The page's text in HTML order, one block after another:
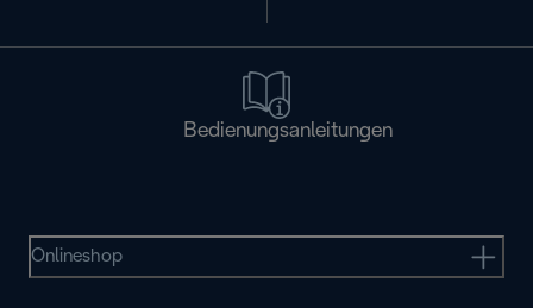
Bedienungsanleitungen
Onlineshop